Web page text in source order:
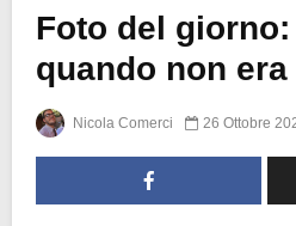
Foto del
quando non
Nicola Comerci 26 Ottobre